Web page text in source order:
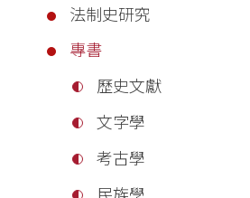
法制史研究
專書
歷史文獻
文字學
考古學